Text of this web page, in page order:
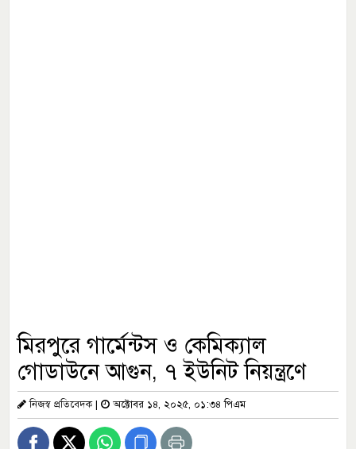
মিরপুরে গার্মেন্টস ও কেমিক্যাল
গোডাউনে আগুন, ৭ ইউনিট নিয়ন্ত্রণে
নিজস্ব প্রতিবেদক| অক্টোবর ১৪, ২০২৫, ০১:৩৪ পিএম